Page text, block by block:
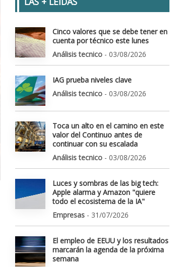
Cinco valores que se debe tener en
cuenta por técnico este lunes
Análisis tecnico - 03/08/2026
IAG prueba niveles clave
Análisis tecnico - 03/08/2026
Toca un alto en el camino en este
valor del Continuo antes de
continuar con su escalada
Análisis tecnico - 03/08/2026
Luces y sombras de las big tech:
Apple alarma y Amazon "quiere
todo el ecosistema de la IA"
Empresas - 31/07/2026
El empleo de EEUU y los resultados
marcarán la agenda de la próxima
semana